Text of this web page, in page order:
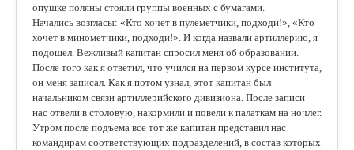
опушке поляны стояли группы военных с бумагами.
Начались возгласы: «Кто хочет в пулеметчики, подходи!», «Кто
хочет в минометчики, подходи!». И когда назвали артиллерию, я
подошел. Вежливый капитан спросил меня об образовании.
После того как я ответил, что учился на первом курсе института,
он меня записал. Как я потом узнал, этот капитан был
начальником связи артиллерийского дивизиона. После записи
нас отвели в столовую, накормили и повели к палаткам на ночлег.
Утром после подъема все тот же капитан представил нас
командирам соответствующих подразделений, в состав которых